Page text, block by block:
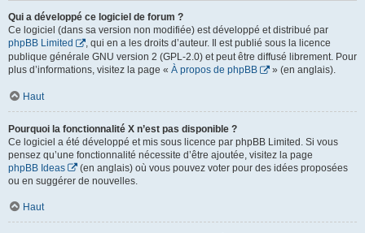
Qui a développé ce logiciel de forum ?
Ce logiciel (dans sa version non modifiée) est développé et distribué par
phpBB Limited
, qui en a les droits d’auteur. Il est publié sous la licence
publique générale GNU version 2 (GPL-2.0) et peut être diffusé librement. Pour
plus d’informations, visitez la page « À propos de phpBB » (en anglais).
Haut
Pourquoi la fonctionnalité X n’est pas disponible ?
Ce logiciel a été développé et mis sous licence par phpBB Limited. Si vous
pensez qu’une fonctionnalité nécessite d’être ajoutée, visitez la page
phpBB Ideas
(en anglais) où vous pouvez voter pour des idées proposées
ou en suggérer de nouvelles.
Haut